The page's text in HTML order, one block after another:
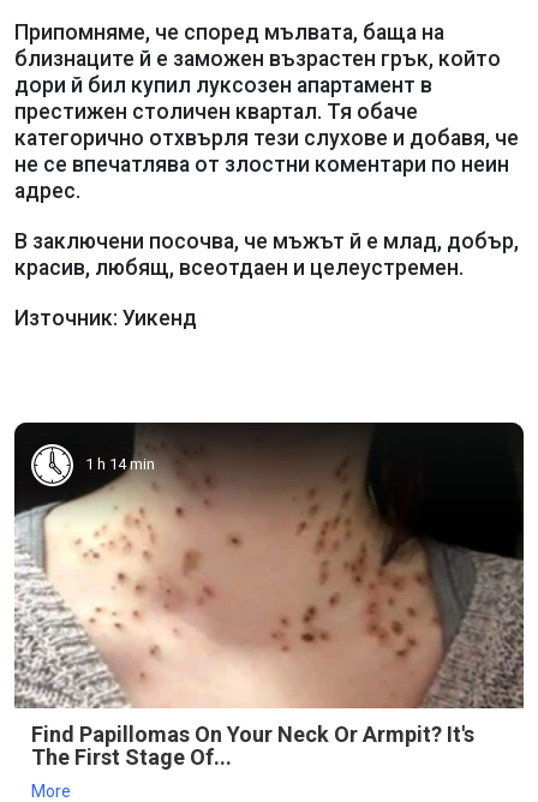
Припомняме, че според мълвата, баща на
близнаците й е заможен възрастен грък, който
дори й бил купил луксозен апартамент в
престижен столичен квартал. Тя обаче
категорично отхвърля тези слухове и добавя, че
не се впечатлява от злостни коментари по неин
адрес.
В заключени посочва, че мъжът й е млад, добър,
красив, любящ, всеотдаен и целеустремен.
Източник: Уикенд
1 h 14 min
Find Papillomas On Your Neck Or Armpit? It's
The First Stage Of...
More